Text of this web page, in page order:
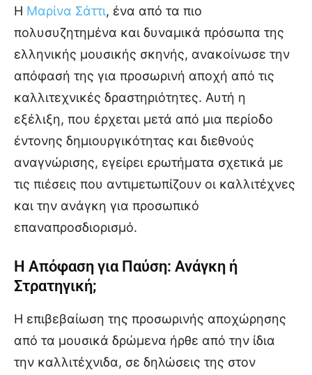
Η Μαρίνα Σάττι, ένα από τα πιο
πολυσυζητημένα και δυναμικά πρόσωπα της
ελληνικής μουσικής σκηνής, ανακοίνωσε την
απόφασή της για προσωρινή αποχή από τις
καλλιτεχνικές δραστηριότητες. Αυτή η
εξέλιξη, που έρχεται μετά από μια περίοδο
έντονης δημιουργικότητας και διεθνούς
αναγνώρισης, εγείρει ερωτήματα σχετικά με
τις πιέσεις που αντιμετωπίζουν οι καλλιτέχνες
και την ανάγκη για προσωπικό
επαναπροσδιορισμό.
Η Απόφαση για Παύση: Ανάγκη ή
Στρατηγική;
Η επιβεβαίωση της προσωρινής αποχώρησης
από τα μουσικά δρώμενα ήρθε από την ίδια
την καλλιτέχνιδα, σε δηλώσεις της στον